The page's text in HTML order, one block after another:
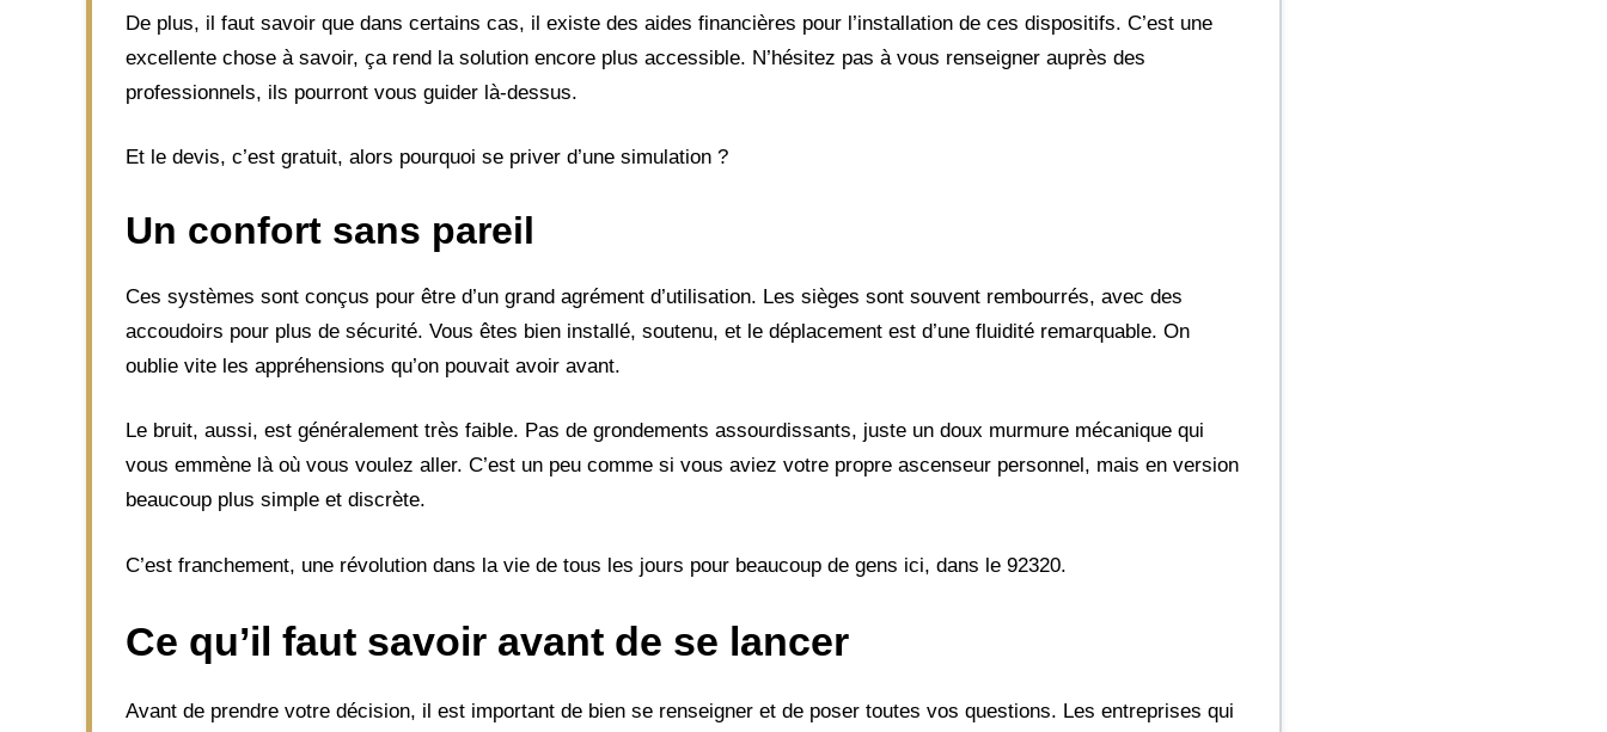
De plus, il faut savoir que dans certains cas, il existe des aides financières pour l’installation de ces dispositifs. C’est une
excellente chose à savoir, ça rend la solution encore plus accessible. N’hésitez pas à vous renseigner auprès des
professionnels, ils pourront vous guider là-dessus.
Et le devis, c’est gratuit, alors pourquoi se priver d’une simulation ?
Un confort sans pareil
Ces systèmes sont conçus pour être d’un grand agrément d’utilisation. Les sièges sont souvent rembourrés, avec des
accoudoirs pour plus de sécurité. Vous êtes bien installé, soutenu, et le déplacement est d’une fluidité remarquable. On
oublie vite les appréhensions qu’on pouvait avoir avant.
Le bruit, aussi, est généralement très faible. Pas de grondements assourdissants, juste un doux murmure mécanique qui
vous emmène là où vous voulez aller. C’est un peu comme si vous aviez votre propre ascenseur personnel, mais en version
beaucoup plus simple et discrète.
C’est franchement, une révolution dans la vie de tous les jours pour beaucoup de gens ici, dans le 92320.
Ce qu’il faut savoir avant de se lancer
Avant de prendre votre décision, il est important de bien se renseigner et de poser toutes vos questions. Les entreprises qui